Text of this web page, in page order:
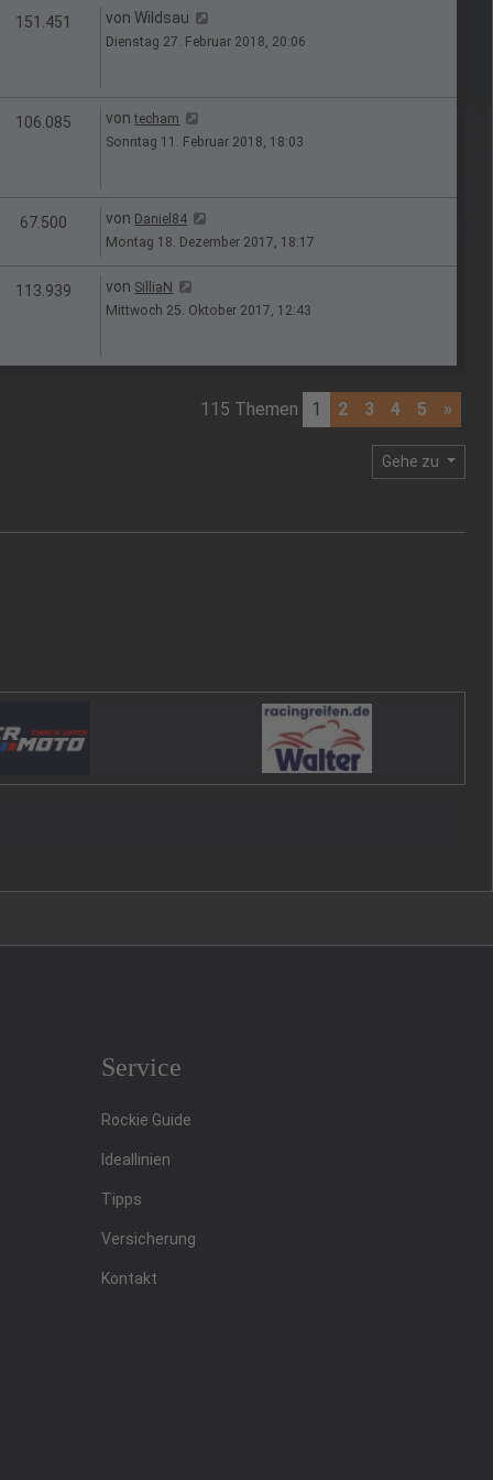
151.451 ZugriffeLetzter Beitrag
vonWildsau
Dienstag 27. Februar 2018, 20:06
106.085ZugriffeLetzter Beitrag
vontecham
Sonntag 11. Februar 2018, 18:03
67.500ZugriffeLetzter Beitrag
von Daniel84
Montag 18. Dezember 2017, 18:17
113.939ZugriffeLetzter Beitrag
von SilliaN
Mittwoch 25. Oktober 2017, 12:43
115 Themen 1 2 3 4 5 »
Gehe zu
Service
Rockie Guide
Ideallinien
Tipps
Versicherung
Kontakt